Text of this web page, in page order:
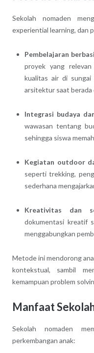
Sekolah nomaden
experiential learning, dan
Pembelajaran
proyek yang relevan
kualitas air di sungai
arsitektur saat berada
Integrasi budaya
wawasan tentang
sehingga siswa
Kegiatan outdoor
seperti trekking,
sederhana
Kreativitas dan
dokumentasi kreatif
menggabungkan
Metode ini mendorong
kontekstual, sambil
kemampuan problem
Manfaat
Sekolah nomaden
perkembangan anak: